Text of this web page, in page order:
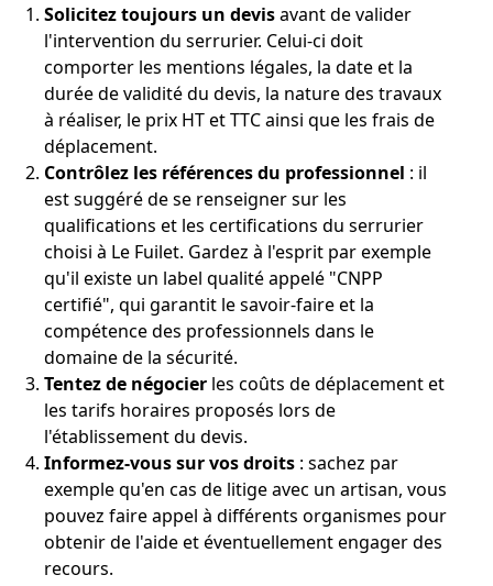
Solicitez toujours un devisavant de valider
l'intervention du serrurier. Celui-ci doit
comporter les mentions légales, la date et la
durée de validité du devis, la nature des travaux
à réaliser, le prix HT et TTC ainsi que les frais de
déplacement.
Contrôlez les références du professionnel : il
est suggéré de se renseigner sur les
qualifications et les certifications du serrurier
choisi à Le Fuilet. Gardez à l'esprit par exemple
qu'il existe un label qualité appelé "CNPP
certifié", qui garantit le savoir-faire et la
compétence des professionnels dans le
domaine de la sécurité.
Tentez de négocier les coûts de déplacement et
les tarifs horaires proposés lors de
l'établissement du devis.
Informez-vous sur vos droits : sachez par
exemple qu'en cas de litige avec un artisan, vous
pouvez faire appel à différents organismes pour
obtenir de l'aide et éventuellement engager des
recours.